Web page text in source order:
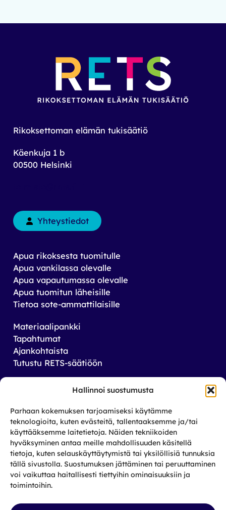
Hallinnoi suostumusta
Parhaan kokemuksen tarjoamiseksi käytämme
teknologioita, kuten evästeitä, tallentaaksemme ja/tai
käyttääksemme laitetietoja. Näiden tekniikoiden
hyväksyminen antaa meille mahdollisuuden käsitellä
tietoja, kuten selauskäyttäytymistä tai yksilöllisiä tunnuksia
tällä sivustolla. Suostumuksen jättäminen tai peruuttaminen
voi vaikuttaa haitallisesti tiettyihin ominaisuuksiin ja
toimintoihin.
Rikoksettoman elämän tukisäätiö
Käenkuja 1 b
00500 Helsinki
Yhteystiedot
Apua rikoksesta tuomitulle
Apua vankilassa olevalle
Apua vapautumassa olevalle
Apua tuomitun läheisille
Tietoa sote-ammattilaisille
Materiaalipankki
Tapahtumat
Ajankohtaista
Tutustu RETS-säätiöön
Tilaa uutiskirjeemme
Saat tiedon tulevista tapahtumista sekä
toiminnastamme rikos­taustaisten ja heidän
läheistensä aseman parantamiseksi.
Tilaa
Facebook
X Instagram
LinkedIn